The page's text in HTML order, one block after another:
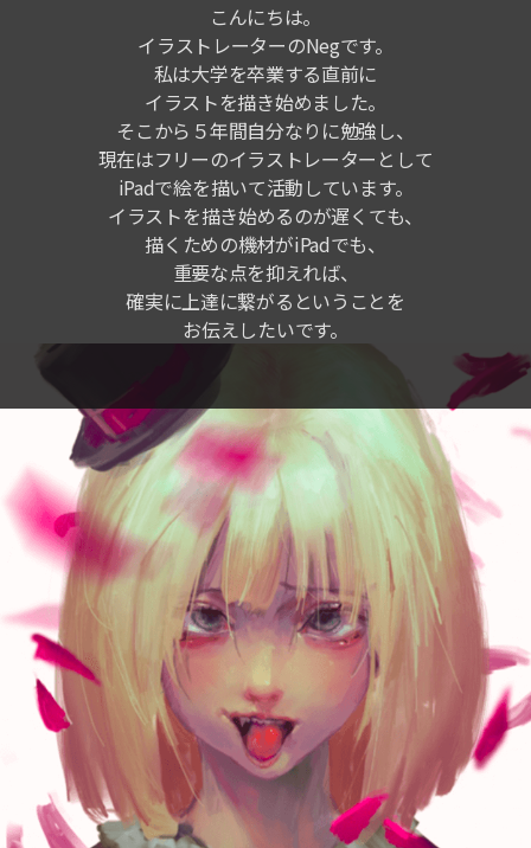
こんにちは。
イラストレーターのNegです。
私は大学を卒業する直前に
イラストを描き始めました。
そこから５年間自分なりに勉強し、
現在はフリーのイラストレーターとして
iPadで絵を描いて活動しています。
イラストを描き始めるのが遅くても、
描くための機材がiPadでも、
重要な点を抑えれば、
確実に上達に繋がるということを
お伝えしたいです。
Neg
現) イラストレーター